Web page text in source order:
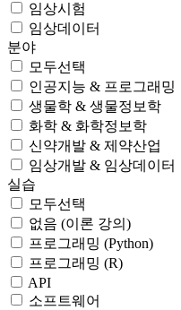
임상시험
임상데이터
분야
모두선택
인공지능 & 프로그래밍
생물학 & 생물정보학
화학 & 화학정보학
신약개발 & 제약산업
임상개발 & 임상데이터
실습
모두선택
없음 (이론 강의)
프로그래밍 (Python)
프로그래밍 (R)
API
소프트웨어